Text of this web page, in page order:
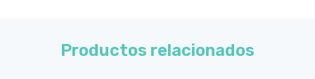
Productos relacionados